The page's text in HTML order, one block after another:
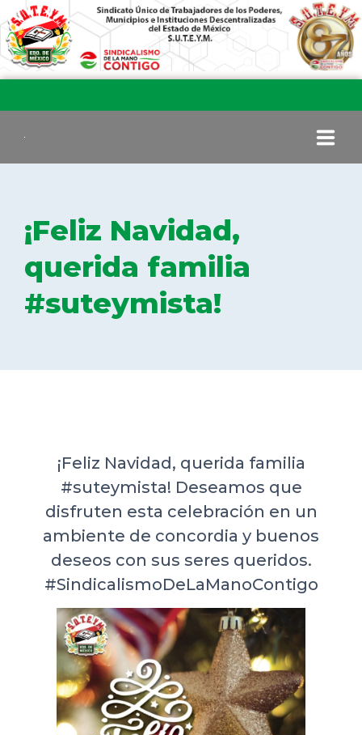
COMITÉ EJECUTIVO
COMISIÓN DE VIGILANCIA
TRANSPARENCIA
¡Feliz Navidad,
querida familia
#suteymista!
¡Feliz Navidad, querida familia
#suteymista! Deseamos que
disfruten esta celebración en un
ambiente de concordia y buenos
deseos con sus seres queridos.
#SindicalismoDeLaManoContigo